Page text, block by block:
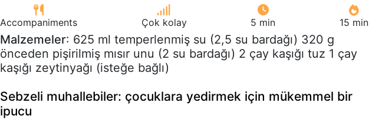
Accompaniments Çok kolay 5 min 15 min
Malzemeler: 625 ml temperlenmiş su (2,5 su bardağı) 320 g
önceden pişirilmiş mısır unu (2 su bardağı) 2 çay kaşığı tuz 1 çay
kaşığı zeytinyağı (isteğe bağlı)
Sebzeli muhallebiler: çocuklara yedirmek için mükemmel bir
ipucu